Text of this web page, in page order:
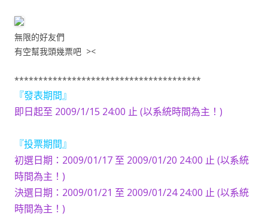
無限的好友們
有空幫我頭幾票吧 ><
***************************************
『發表期間』
即日起至 2009/1/15 24:00 止 (以系統時間為主！)
『投票期間』
初選日期：2009/01/17 至 2009/01/20 24:00 止 (以系統
時間為主！)
決選日期：2009/01/21 至 2009/01/24 24:00 止 (以系統
時間為主！)